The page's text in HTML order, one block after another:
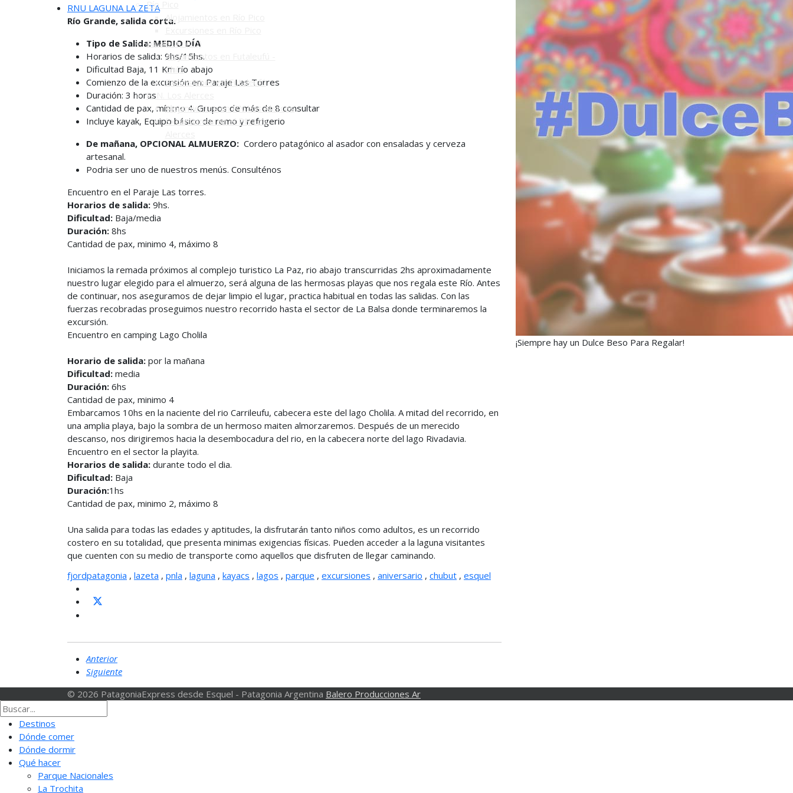
Río Pico
Alojamientos en Río Pico
Futaleufú (Ch)
Alojamientos en Futaleufú -
Chile
Excursiones en Futaleufú
P. N. Los Alerces
Alojamientos en PN Los Alerces
Excursiones en el PN Los
RNU LAGUNA LA ZETA
Río Grande, salida corta.
Tipo de Salida: MEDIO DÍA
Horarios de salida: 9hs/15hs.
Dificultad Baja, 11 Km río abajo
Comienzo de la excursión en: Paraje Las Torres
Duración: 3 horas
Cantidad de pax, mínimo 4. Grupos de más de 8 consultar
Incluye kayak, Equipo básico de remo y refrigerio
De mañana, OPCIONAL ALMUERZO: Cordero patagónico al asador con ensaladas y cerveza
artesanal.
Podria ser uno de nuestros menús. Consulténos
Encuentro en el Paraje Las torres.
Horarios de salida: 9hs.
Dificultad: Baja/media
Duración: 8hs
Cantidad de pax, minimo 4, máximo 8
Iniciamos la remada próximos al complejo turistico La Paz, rio abajo transcurridas 2hs aproximadamente
nuestro lugar elegido para el almuerzo, será alguna de las hermosas playas que nos regala este Río. Antes
de continuar, nos aseguramos de dejar limpio el lugar, practica habitual en todas las salidas. Con las
fuerzas recobradas proseguimos nuestro recorrido hasta el sector de La Balsa donde terminaremos la
excursión.
Encuentro en camping Lago Cholila
Horario de salida: por la mañana
Dificultad: media
Duración: 6hs
Cantidad de pax, minimo 4
Embarcamos 10hs en la naciente del rio Carrileufu, cabecera este del lago Cholila. A mitad del recorrido, en
una amplia playa, bajo la sombra de un hermoso maiten almorzaremos. Después de un merecido
descanso, nos dirigiremos hacia la desembocadura del rio, en la cabecera norte del lago Rivadavia.
Encuentro en el sector la playita.
Horarios de salida: durante todo el dia.
Dificultad: Baja
Duración:1hs
Cantidad de pax, minimo 2, máximo 8
Una salida para todas las edades y aptitudes, la disfrutarán tanto niños como adultos, es un recorrido
costero en su totalidad, que presenta minimas exigencias físicas. Pueden acceder a la laguna visitantes
que cuenten con su medio de transporte como aquellos que disfruten de llegar caminando.
fjordpatagonia , lazeta , pnla , laguna , kayacs , lagos , parque , excursiones , aniversario , chubut , esquel
Anterior
Siguiente
¡Siempre hay un Dulce Beso Para Regalar!
© 2026 PatagoniaExpress desde Esquel - Patagonia Argentina Balero Producciones Ar
Destinos
Dónde comer
Dónde dormir
Qué hacer
Parque Nacionales
La Trochita